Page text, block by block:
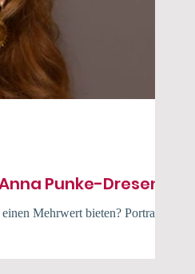
Punke-Dresen
Mehrwert bieten? Portraits